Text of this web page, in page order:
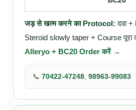
जड़ से खत्म करने का Protocol: दवा
Steroid slowly taper + Course पूरा
Alleryo + BC20 Order करें →
📞 70422-47248 98963-99083